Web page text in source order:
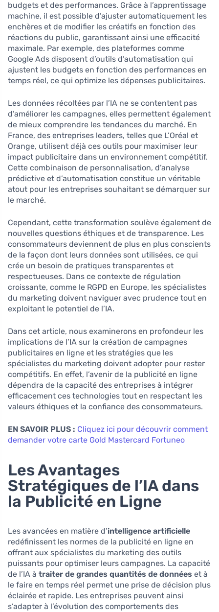
budgets et des performances. Grâce à l’apprentissage
machine, il est possible d’ajuster automatiquement les
enchères et de modifier les créatifs en fonction des
réactions du public, garantissant ainsi une efficacité
maximale. Par exemple, des plateformes comme
Google Ads disposent d’outils d’automatisation qui
ajustent les budgets en fonction des performances en
temps réel, ce qui optimize les dépenses publicitaires.
Les données récoltées par l’IA ne se contentent pas
d’améliorer les campagnes, elles permettent également
de mieux comprendre les tendances du marché. En
France, des entreprises leaders, telles que L’Oréal et
Orange, utilisent déjà ces outils pour maximiser leur
impact publicitaire dans un environnement compétitif.
Cette combinaison de personnalisation, d’analyse
prédictive et d’automatisation constitue un véritable
atout pour les entreprises souhaitant se démarquer sur
le marché.
Cependant, cette transformation soulève également de
nouvelles questions éthiques et de transparence. Les
consommateurs deviennent de plus en plus conscients
de la façon dont leurs données sont utilisées, ce qui
crée un besoin de pratiques transparentes et
respectueuses. Dans ce contexte de régulation
croissante, comme le RGPD en Europe, les spécialistes
du marketing doivent naviguer avec prudence tout en
exploitant le potentiel de l’IA.
Dans cet article, nous examinerons en profondeur les
implications de l’IA sur la création de campagnes
publicitaires en ligne et les stratégies que les
spécialistes du marketing doivent adopter pour rester
compétitifs. En effet, l’avenir de la publicité en ligne
dépendra de la capacité des entreprises à intégrer
efficacement ces technologies tout en respectant les
valeurs éthiques et la confiance des consommateurs.
EN SAVOIR PLUS : Cliquez ici pour découvrir comment
demander votre carte Gold Mastercard Fortuneo
Les Avantages
Stratégiques de l’IA dans
la Publicité en Ligne
Les avancées en matière d’intelligence artificielle
redéfinissent les normes de la publicité en ligne en
offrant aux spécialistes du marketing des outils
puissants pour optimiser leurs campagnes. La capacité
de l’IA à traiter de grandes quantités de données et à
le faire en temps réel permet une prise de décision plus
éclairée et rapide. Les entreprises peuvent ainsi
s’adapter à l’évolution des comportements des